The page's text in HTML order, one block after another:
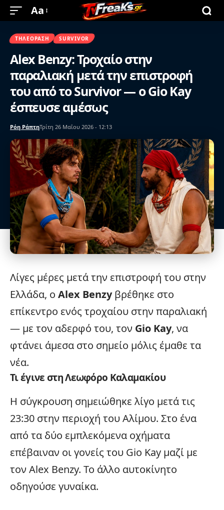
Aa
ΤΗΛΕΌΡΑΣΗ SURVIVOR
Alex Benzy: Τροχαίο στην
παραλιακή μετά την επιστροφή
του από το Survivor — ο Gio Kay
έσπευσε αμέσως
Ρόη ΡάπτηΤρίτη 26 Μαΐου 2026 - 12:13
Λίγες μέρες μετά την επιστροφή του στην
Ελλάδα, ο Alex Benzyβρέθηκε στο
επίκεντρο ενός τροχαίου στην παραλιακή
— με τον αδερφό του, τον Gio Kay, να
φτάνει άμεσα στο σημείο μόλις έμαθε τα
νέα.
Τι έγινε στη Λεωφόρο Καλαμακίου
Η σύγκρουση σημειώθηκε λίγο μετά τις
23:30 στην περιοχή του Αλίμου. Στο ένα
από τα δύο εμπλεκόμενα οχήματα
επέβαιναν οι γονείς του Gio Kay μαζί με
τον Alex Benzy. Το άλλο αυτοκίνητο
οδηγούσε γυναίκα.